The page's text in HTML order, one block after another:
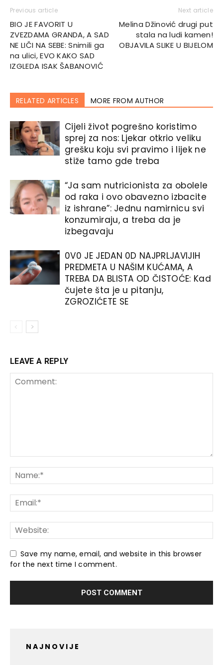
Previous article
BIO JE FAVORIT U
ZVEZDAMA GRANDA, A SAD
NE LIČI NA SEBE: Snimili ga
na ulici, EVO KAKO SAD
IZGLEDA ISAK ŠABANOVIĆ
Next article
Melina Džinović drugi put
stala na ludi kamen!
OBJAVILA SLIKE U BIJELOM
RELATED ARTICLES MORE FROM AUTHOR
Cijeli život pogrešno koristimo
sprej za nos: Ljekar otkrio veliku
grešku koju svi pravimo i lijek ne
stiže tamo gde treba
“Ja sam nutricionista za obolele
od raka i ovo obavezno izbacite
iz ishrane”: Jednu namirnicu svi
konzumiraju, a treba da je
izbegavaju
0V0 JE JEDAN 0D NAJPRLJAVIJIH
PREDMETA U NAŠIM KUĆAMA, A
TREBA DA BLISTA OD ČISTOĆE: Kad
čujete šta je u pitanju,
ZGROZIĆETE SE
LEAVE A REPLY
Save my name, email, and website in this browser
for the next time I comment.
NAJNOVIJE